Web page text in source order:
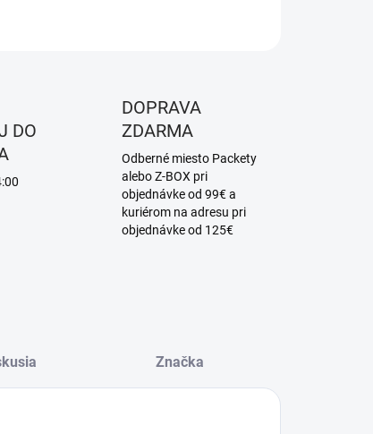
DO
DOPRAVA
ZDARMA
Odberné miesto Packety
alebo Z-BOX pri
objednávke od 99€ a
kuriérom na adresu pri
objednávke od 125€
Značka